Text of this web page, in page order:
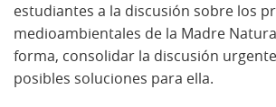
estudiantes a la discusión sobre los
medioambientales de la Madre
forma, consolidar la discusión
posibles soluciones para ella.